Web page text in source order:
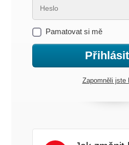
Pamatovat si mě
Zapomněli jste